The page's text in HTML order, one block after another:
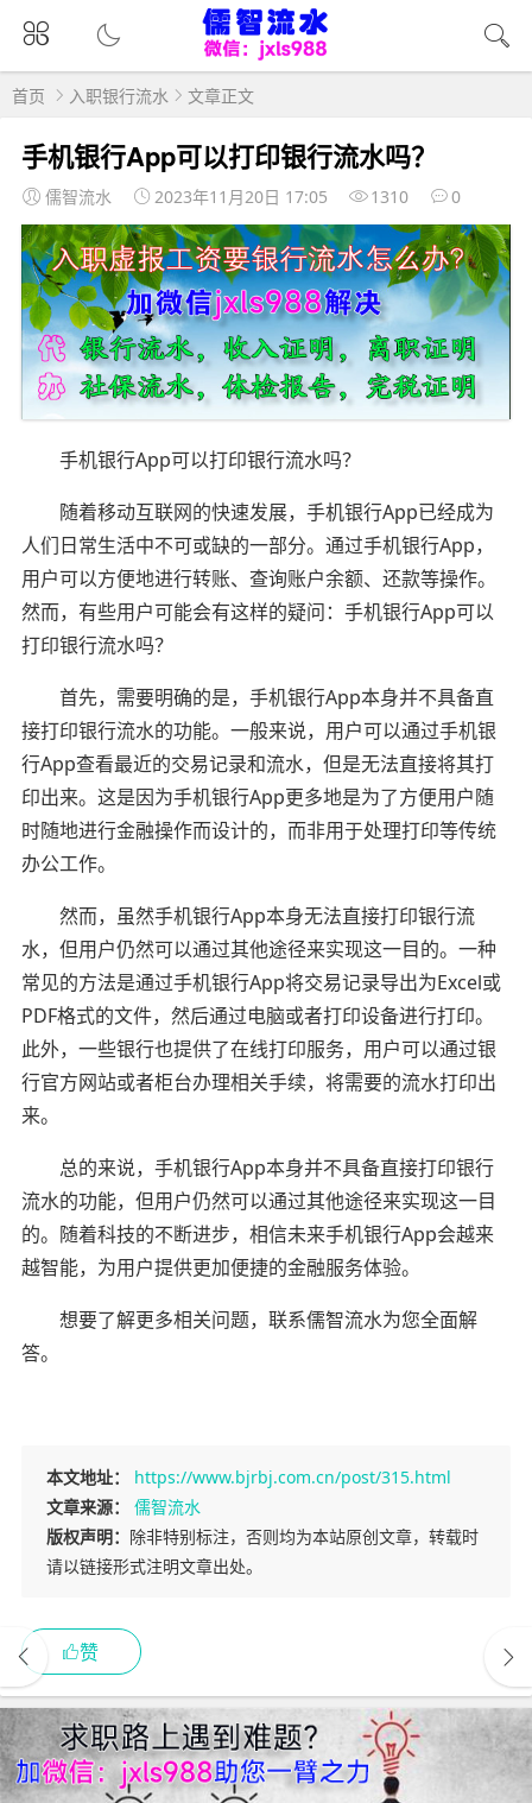
首页 入职银行流水 文章正文
手机银行App可以打印银行流水吗？
儒智流水 2023年11月20日 17:05 1310 0
手机银行App可以打印银行流水吗？
随着移动互联网的快速发展，手机银行App已经成为
人们日常生活中不可或缺的一部分。通过手机银行App，
用户可以方便地进行转账、查询账户余额、还款等操作。
然而，有些用户可能会有这样的疑问：手机银行App可以
打印银行流水吗？
首先，需要明确的是，手机银行App本身并不具备直
接打印银行流水的功能。一般来说，用户可以通过手机银
行App查看最近的交易记录和流水，但是无法直接将其打
印出来。这是因为手机银行App更多地是为了方便用户随
时随地进行金融操作而设计的，而非用于处理打印等传统
办公工作。
然而，虽然手机银行App本身无法直接打印银行流
水，但用户仍然可以通过其他途径来实现这一目的。一种
常见的方法是通过手机银行App将交易记录导出为Excel或
PDF格式的文件，然后通过电脑或者打印设备进行打印。
此外，一些银行也提供了在线打印服务，用户可以通过银
行官方网站或者柜台办理相关手续，将需要的流水打印出
来。
总的来说，手机银行App本身并不具备直接打印银行
流水的功能，但用户仍然可以通过其他途径来实现这一目
的。随着科技的不断进步，相信未来手机银行App会越来
越智能，为用户提供更加便捷的金融服务体验。
想要了解更多相关问题，联系儒智流水为您全面解
答。
本文地址：
https://www.bjrbj.com.cn/post/315.html
文章来源：
儒智流水
版权声明： 除非特别标注，否则均为本站原创文章，转载时
请以链接形式注明文章出处。
赞